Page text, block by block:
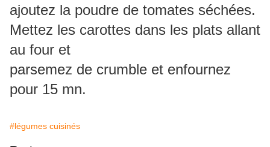
ajoutez la poudre de tomates séchées.
Mettez les carottes dans les plats allant
au four et
parsemez de crumble et enfournez
pour 15 mn.
#légumes cuisinés